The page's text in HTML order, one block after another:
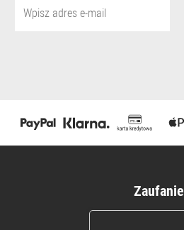
Zaufanie